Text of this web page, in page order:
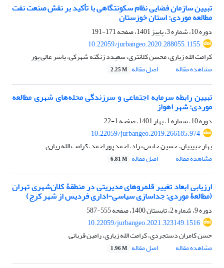
تبیین سازمان فضایی نظام سکونتگاهی با تأکید بر نقش صنعت نفت
مطالعه موردی: استان خوزستان
دوره 10، شماره 3، پاییز 1401، صفحه
171-191
10.22059/jurbangeo.2020.288055.1155
کرامت الله زیاری، محسن کلانتری، سعیدد زنگنه شهرکی، یاسر عالی پور
مشاهده مقاله
اصل مقاله 2.25 M
تبیین رابطه سرمایه اجتماعی و سرزندگی محله‌های شهری مطالعه
موردی: شهر اهواز
دوره 10، شماره 1، بهار 1401، صفحه
1-22
10.22059/jurbangeo.2019.266185.974
بهار حبیبیان، حسین حاتمی نژاد، احمد پور احمد، کرامت الله زیاری
مشاهده مقاله
اصل مقاله 6.81 M
ارزیابی ابعاد تغییر قلمروهای مدیریتی در منطقۀ کلان‌شهری تهران
(مطالعۀ موردی: جداسازی سیاسی-اداری فردیس از شهر کرج)
دوره 9، شماره 2، تابستان 1400، صفحه
555-587
10.22059/jurbangeo.2021.323149.1516
حسن کامران دستجردی، کرامت الله زیاری، رامین قربانی
مشاهده مقاله
اصل مقاله 1.96 M